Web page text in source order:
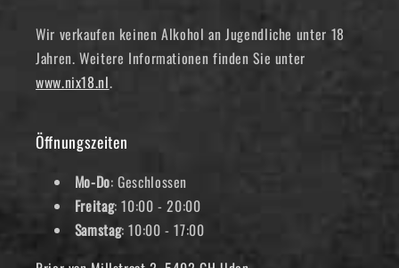
Wir verkaufen keinen Alkohol an Jugendliche unter 18
Jahren. Weitere Informationen finden Sie unter
www.nix18.nl.
Öffnungszeiten
Mo-Do: Geschlossen
Freitag: 10:00 - 20:00
Samstag: 10:00 - 17:00